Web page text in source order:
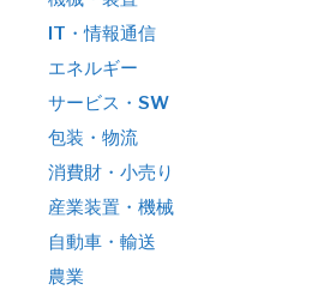
IT・情報通信
エネルギー
サービス・SW
包装・物流
消費財・小売り
産業装置・機械
自動車・輸送
農業